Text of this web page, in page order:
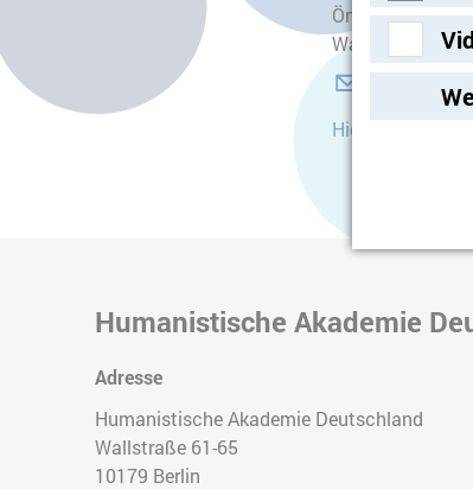
Ömer Gülmez
Wallstraße 61-
Hier finden Sie
Humanistische Akademie
Adresse
Humanistische Akademie Deutschland
Wallstraße 61-65
10179 Berlin
Video-